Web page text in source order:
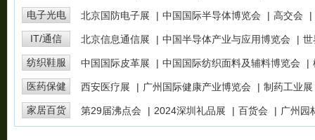
电子光电 北京国防电子展 | 中国国际半导体博览会 | 高交会 |
IT/通信 北京信息通信展 | 中国半导体产业与应用博览会 | 世
纺织鞋服 中国国际皮革展 | 中国国际纺织面料及辅料博览会 |
医药保健 西安医疗展 | 广州国际健康产业博览会 | 制药工业展
家居百货 第29届沸点会 | 2024深圳礼品展 | 百货会 | 广州园